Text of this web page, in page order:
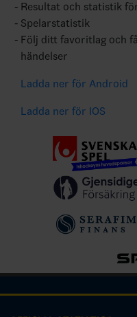
Resultat och statistik
Spelarstatistik
Följ ditt favoritlag och
händelser
Ladda ner för Android
Ladda ner för IOS